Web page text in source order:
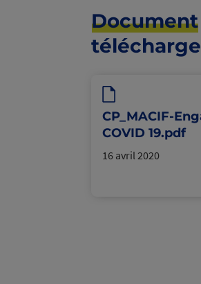
Marina
Ducros
Marion
Quint
Document
CP_MACIF-
COVID 19.pdf
16 avril 2020